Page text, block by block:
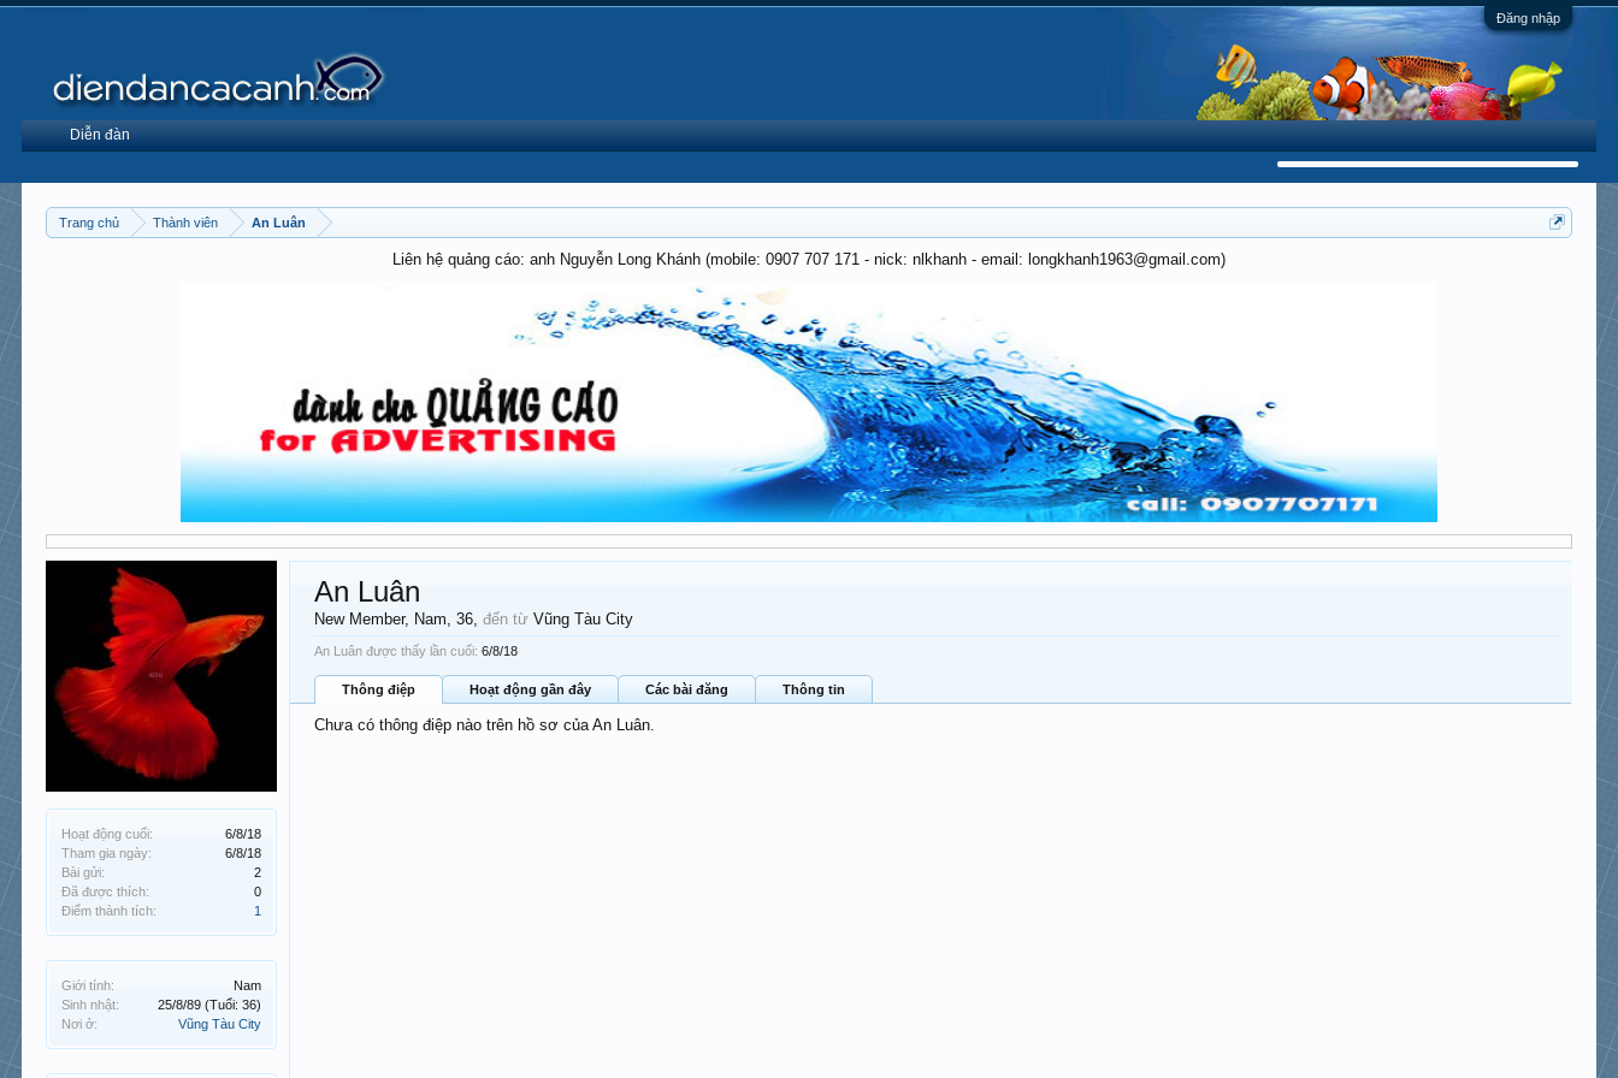
Đăng nhập
Trang chủ Thành viên An Luân
Liên hệ quảng cáo: anh Nguyễn Long Khánh (mobile: 0907 707 171 - nick: nlkhanh - email: longkhanh1963@gmail.com)
Hoạt động cuối:
6/8/18
Tham gia ngày:
6/8/18
Bài gửi:
2
Đã được thích:
0
Điểm thành tích:
1
Giới tính:
Nam
Sinh nhật:
25/8/89 (Tuổi: 36)
Nơi ở:
Vũng Tàu City
An Luân
New Member, Nam, 36,đến từ Vũng Tàu City
An Luân được thấy lần cuối: 6/8/18
Thông điệp Hoạt động gần đây Các bài đăng Thông tin
Chưa có thông điệp nào trên hồ sơ của An Luân.
Diễn đàn